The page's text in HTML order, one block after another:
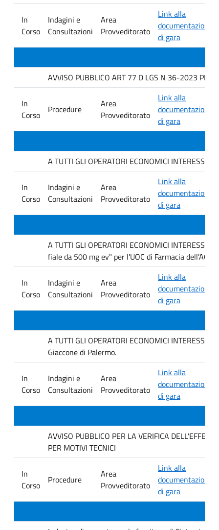
In
Corso
Indagini e
Consultazioni
Area
Provveditorato
Link alla
documentazione
di gara
AVVISO PUBBLICO ART 77 D LGS N 36-2023 PER
In
Corso
Procedure
Area
Provveditorato
Link alla
documentazione
di gara
A TUTTI GLI OPERATORI ECONOMICI
In
Corso
Indagini e
Consultazioni
Area
Provveditorato
Link alla
documentazione
di gara
A TUTTI GLI OPERATORI ECONOMICI
fiale da 500 mg ev" per l'UOC di Farmacia
In
Corso
Indagini e
Consultazioni
Area
Provveditorato
Link alla
documentazione
di gara
A TUTTI GLI OPERATORI ECONOMICI
Giaccone di Palermo.
In
Corso
Indagini e
Consultazioni
Area
Provveditorato
Link alla
documentazione
di gara
AVVISO PUBBLICO PER LA VERIFICA
PER MOTIVI TECNICI
In
Corso
Procedure
Area
Provveditorato
Link alla
documentazione
di gara